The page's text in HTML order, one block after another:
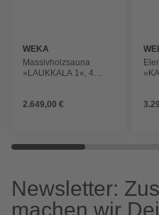
WEKA
Massivholzsauna
»LAUKKALA 1«, 4
Steuerung
2.649,00 €
Newsletter:
machen wir